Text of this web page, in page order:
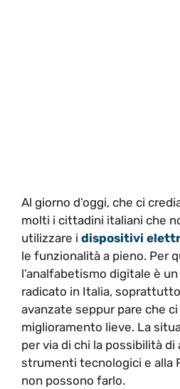
Al giorno d’oggi, che ci
molti i cittadini italiani che
utilizzare i dispositivi
le funzionalità a pieno. Per
l’analfabetismo digitale è
radicato in Italia,
avanzate seppur pare che
miglioramento lieve. La
per via di chi la possibilità di
strumenti tecnologici e alla
non possono farlo.